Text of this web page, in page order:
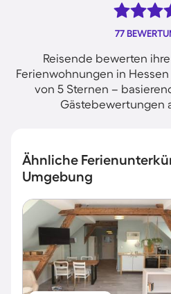
77
Reisende bewerten
Ferienwohnungen in
von 5 Sternen –
Gästebewertungen
Ähnliche
Umgebung